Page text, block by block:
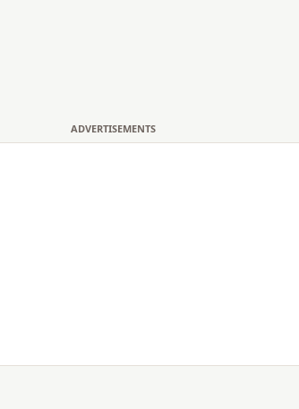
ADVERTISEMENTS